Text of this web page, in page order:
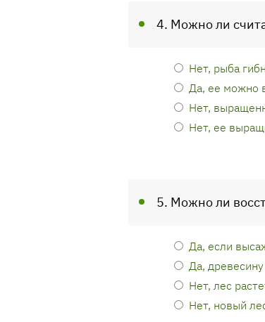
4. Можно ли
Нет, рыба
Да, ее можно
Нет,
Нет, ее
5. Можно ли
Да, если
Да,
Нет, лес
Нет, новый